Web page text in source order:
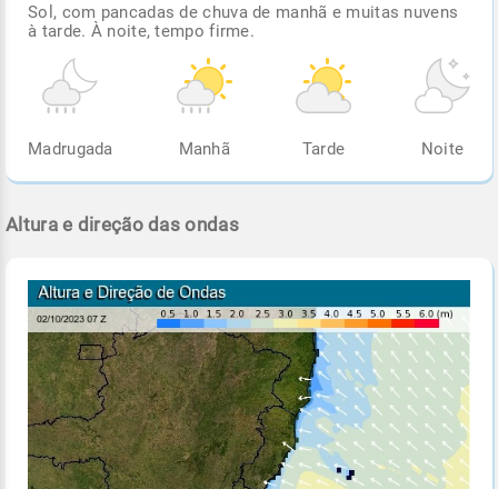
Sol, com pancadas de chuva de manhã e muitas nuvens
à tarde. À noite, tempo firme.
Madrugada Manhã Tarde Noite
Altura e direção das ondas